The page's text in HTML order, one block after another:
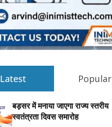
Latest Popular
बड़सर में मनाया जाएगा राज्य स्तरीय
स्वतंत्रता दिवस समारोह